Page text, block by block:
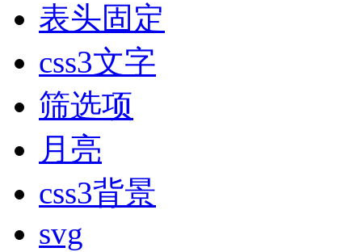
表头固定
css3文字
筛选项
月亮
css3背景
svg